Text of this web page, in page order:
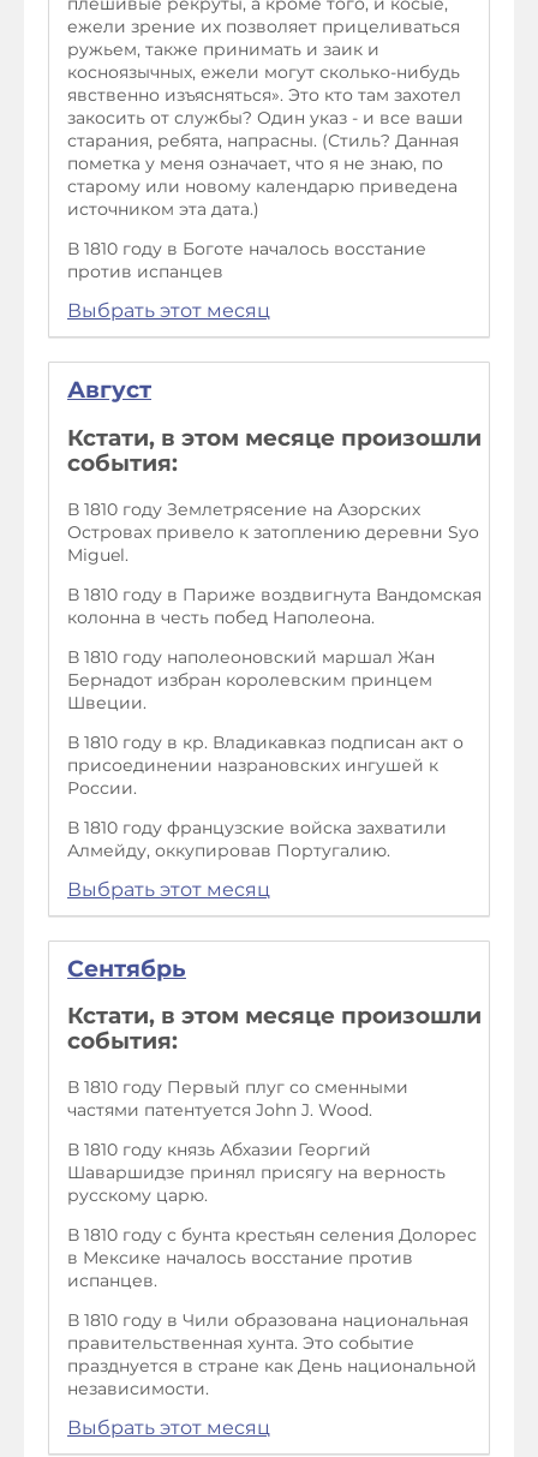
ежели зрение их позволяет прицеливаться
ружьем, также принимать и заик и
косноязычных, ежели могут сколько-нибудь
явственно изъясняться». Это кто там захотел
закосить от службы? Один указ - и все ваши
старания, ребята, напрасны. (Стиль? Данная
пометка у меня означает, что я не знаю, по
старому или новому календарю приведена
источником эта дата.)
В 1810 году в Боготе началось восстание
против испанцев
Выбрать этот месяц
Август
Кстати, в этом месяце произошли
события:
В 1810 году Землетрясение на Азорских
Островах привело к затоплению деревни Sуo
Miguel.
В 1810 году в Париже воздвигнута Вандомская
колонна в честь побед Наполеона.
В 1810 году наполеоновский маршал Жан
Бернадот избран королевским принцем
Швеции.
В 1810 году в кр. Владикавказ подписан акт о
присоединении назрановских ингушей к
России.
В 1810 году французские войска захватили
Алмейду, оккупировав Португалию.
Выбрать этот месяц
Сентябрь
Кстати, в этом месяце произошли
события:
В 1810 году Первый плуг со сменными
частями патентуется John J. Wood.
В 1810 году князь Абхазии Георгий
Шаваршидзе принял присягу на верность
русскому царю.
В 1810 году с бунта крестьян селения Долорес
в Мексике началось восстание против
испанцев.
В 1810 году в Чили образована национальная
правительственная хунта. Это событие
празднуется в стране как День национальной
независимости.
Выбрать этот месяц